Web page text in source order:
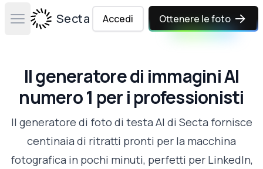
Open main menuSecta Labs
Accedi Ottenere le foto
Il generatore di immagini AI
numero 1 per i professionisti
Il generatore di foto di testa AI di Secta fornisce
centinaia di ritratti pronti per la macchina
fotografica in pochi minuti, perfetti per LinkedIn,